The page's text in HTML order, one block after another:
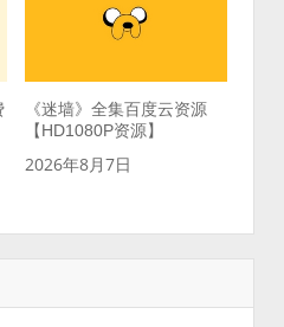
《迷墙》全集百度云资源
【HD1080P资源】
2026年8月7日